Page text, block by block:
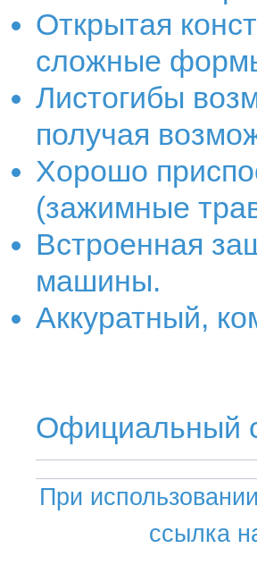
Открытая
сложные
Листогибы
получая
Хорошо
(зажимные
Встроенная
машины.
Аккуратный,
Официальный
При
ссылка